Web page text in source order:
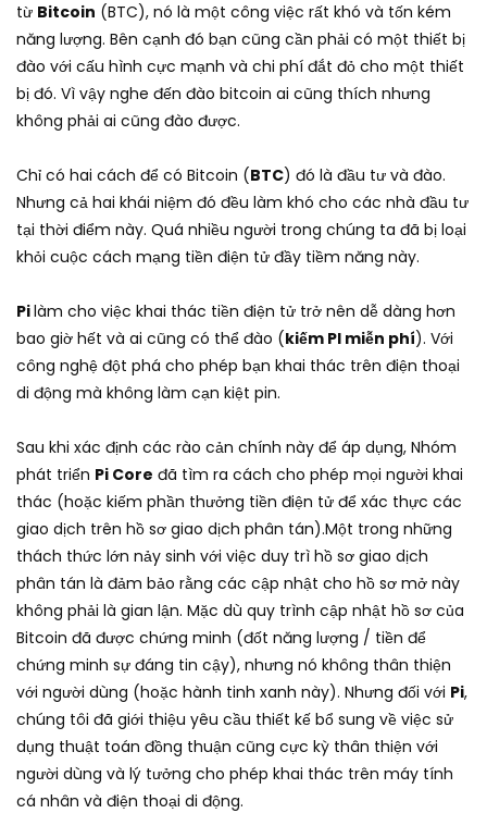
từ Bitcoin (BTC), nó là một công việc rất khó và tốn kém
năng lượng. Bên cạnh đó bạn cũng cần phải có một thiết bị
đào với cấu hình cực mạnh và chi phí đắt đỏ cho một thiết
bị đó. Vì vậy nghe đến đào bitcoin ai cũng thích nhưng
không phải ai cũng đào được.
Chỉ có hai cách để có Bitcoin (BTC) đó là đầu tư và đào.
Nhưng cả hai khái niệm đó đều làm khó cho các nhà đầu tư
tại thời điểm này. Quá nhiều người trong chúng ta đã bị loại
khỏi cuộc cách mạng tiền điện tử đầy tiềm năng này.
Pilàm cho việc khai thác tiền điện tử trở nên dễ dàng hơn
bao giờ hết và ai cũng có thể đào (kiếm PI miễn phí). Với
công nghệ đột phá cho phép bạn khai thác trên điện thoại
di động mà không làm cạn kiệt pin.
Sau khi xác định các rào cản chính này để áp dụng, Nhóm
phát triển Pi Core đã tìm ra cách cho phép mọi người khai
thác (hoặc kiếm phần thưởng tiền điện tử để xác thực các
giao dịch trên hồ sơ giao dịch phân tán).Một trong những
thách thức lớn nảy sinh với việc duy trì hồ sơ giao dịch
phân tán là đảm bảo rằng các cập nhật cho hồ sơ mở này
không phải là gian lận. Mặc dù quy trình cập nhật hồ sơ của
Bitcoin đã được chứng minh (đốt năng lượng / tiền để
chứng minh sự đáng tin cậy), nhưng nó không thân thiện
với người dùng (hoặc hành tinh xanh này). Nhưng đối với Pi,
chúng tôi đã giới thiệu yêu cầu thiết kế bổ sung về việc sử
dụng thuật toán đồng thuận cũng cực kỳ thân thiện với
người dùng và lý tưởng cho phép khai thác trên máy tính
cá nhân và điện thoại di động.